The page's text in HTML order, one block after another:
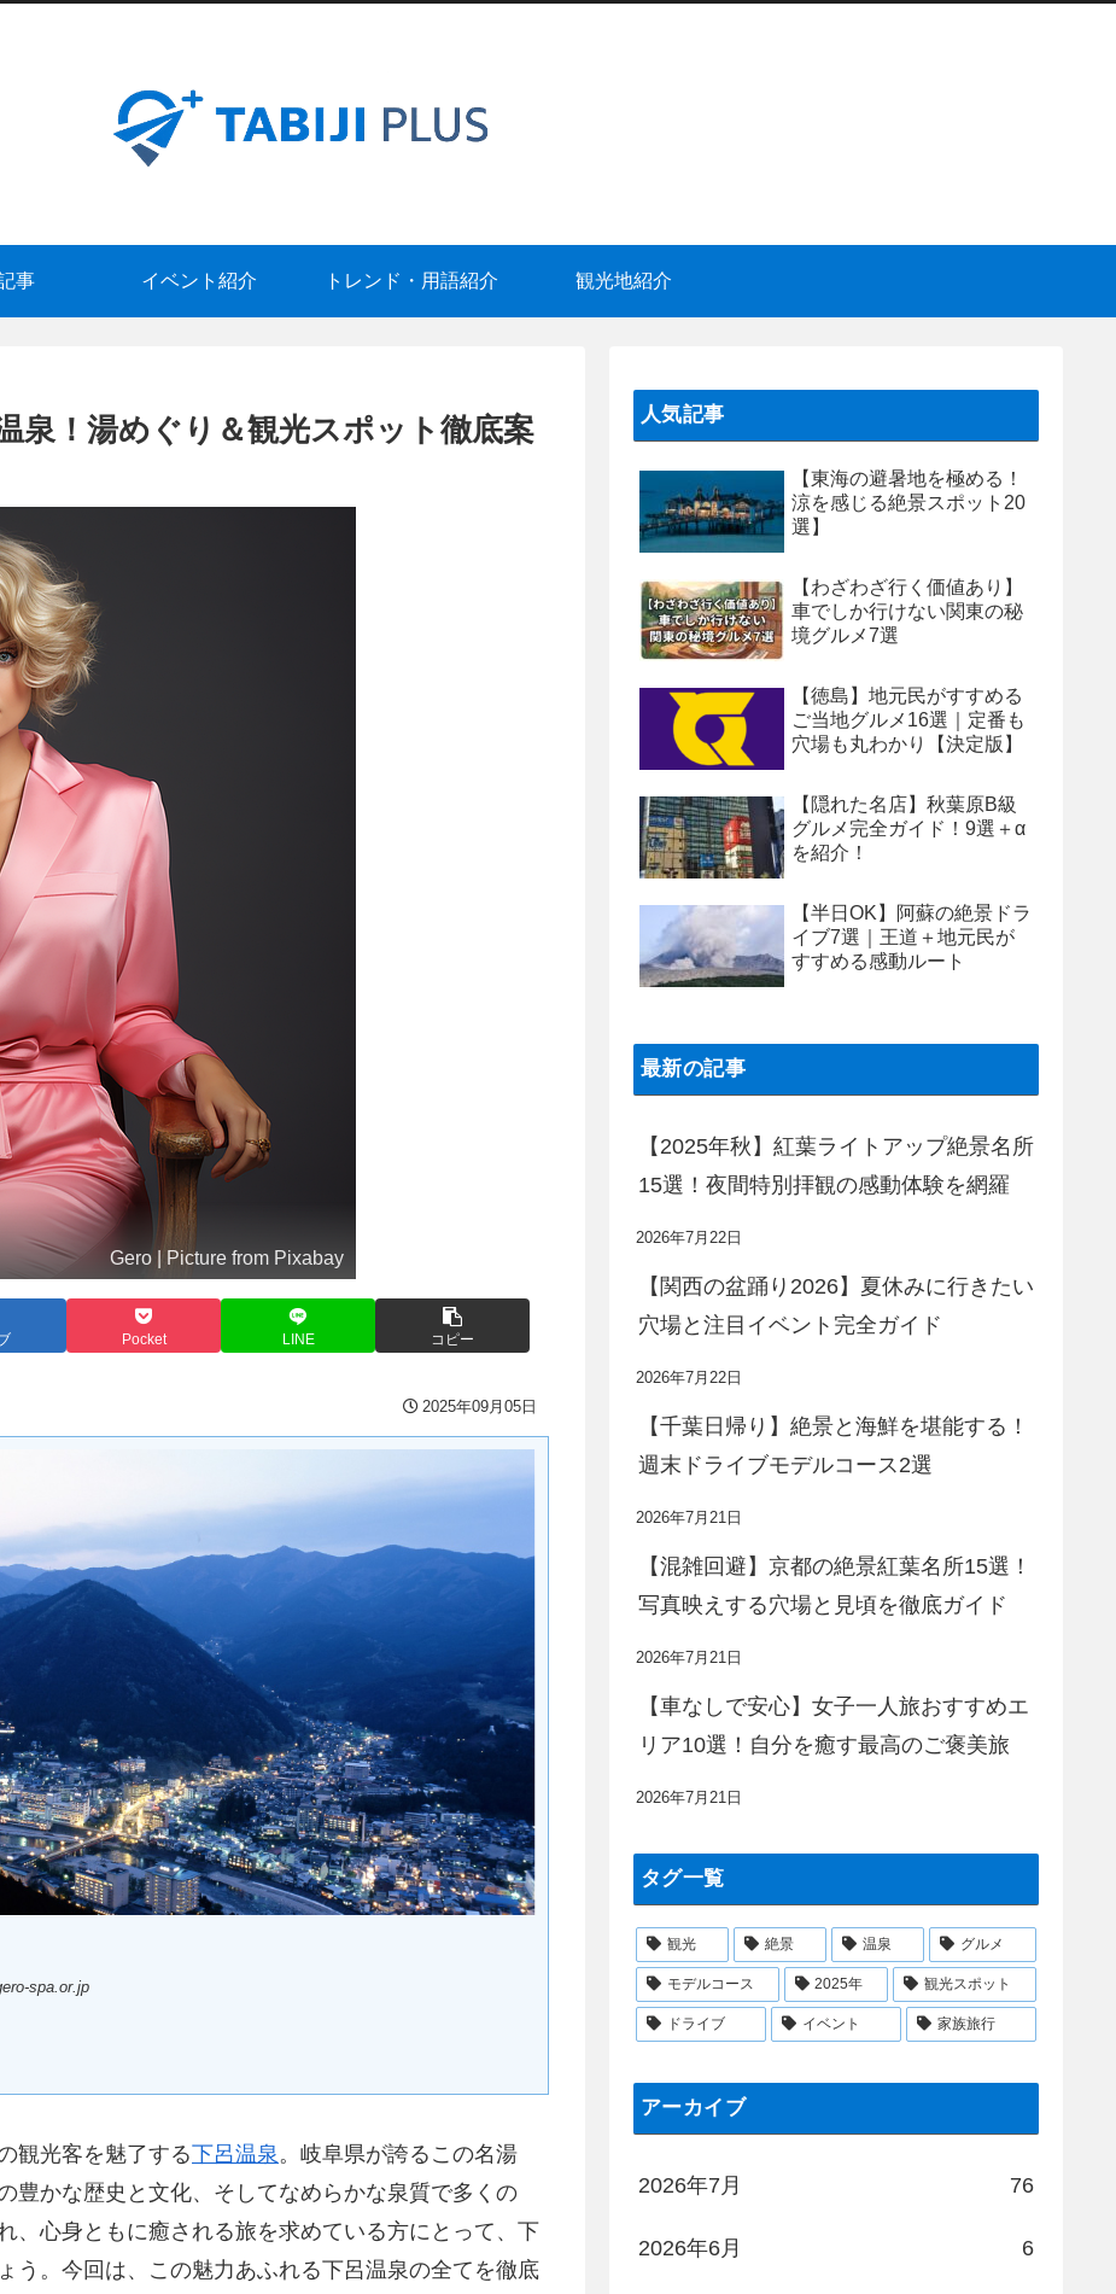
事 イベント紹介 トレンド・用語紹介 観光地紹介
泉！湯めぐり＆観光スポット徹底案
Gero | Picture from Pixabay
Pocket LINE コピー
2025年09月05日
spa.or.jp
観光客を魅了する下呂温泉 。岐阜県が誇るこの名湯
豊かな歴史と文化、そしてなめらかな泉質で多くの
、心身ともに癒される旅を求めている方にとって、下
う。今回は、この魅力あふれる下呂温泉の全てを徹底
人気記事
【東海の避暑地を極める！
涼を感じる絶景スポット20
選】
【わざわざ行く価値あり】
車でしか行けない関東の秘
境グルメ7選
【徳島】地元民がすすめる
ご当地グルメ16選｜定番も
穴場も丸わかり【決定版】
【隠れた名店】秋葉原B級
グルメ完全ガイド！9選＋α
を紹介！
【半日OK】阿蘇の絶景ドラ
イブ7選｜王道＋地元民が
すすめる感動ルート
最新の記事
【2025年秋】紅葉ライトアップ絶景名所
15選！夜間特別拝観の感動体験を網羅
2026年7月22日
【関西の盆踊り2026】夏休みに行きたい
穴場と注目イベント完全ガイド
2026年7月22日
【千葉日帰り】絶景と海鮮を堪能する！
週末ドライブモデルコース2選
2026年7月21日
【混雑回避】京都の絶景紅葉名所15選！
写真映えする穴場と見頃を徹底ガイド
2026年7月21日
【車なしで安心】女子一人旅おすすめエ
リア10選！自分を癒す最高のご褒美旅
2026年7月21日
タグ一覧
観光 絶景 温泉 グルメ
モデルコース 2025年 観光スポット
ドライブ イベント 家族旅行
アーカイブ
2026年7月 76
2026年6月 6